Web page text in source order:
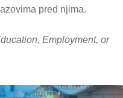
pred njima.
Employment, or